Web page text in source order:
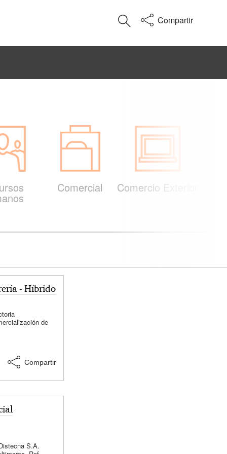
Compartir
Comercial Comercio Exterior
- Híbrido
de
Compartir
S.A.